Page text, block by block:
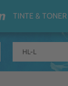
TINTE & TONER